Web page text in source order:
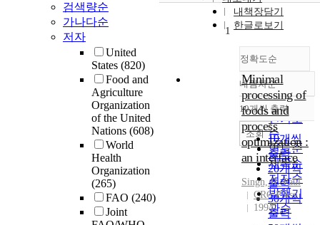
검색량순
가나다순
저자
United
States (820)
Food and
Agriculture
Organization
of the United
Nations (608)
World
Health
Organization
(265)
FAO (240)
Joint
내책장담기
한글로보기
정확도순
정확도
순
인기도
순
연도순
제목순
저자순
발행기
관순
내림차순
내림차순
10개씩 출력
10개씩
출력
20개씩
출력
30개씩
출력
조회
1
Minimal
processing of
foods and
process
optimization :
an interface
Singh, R. Paul
CRC Press
1994